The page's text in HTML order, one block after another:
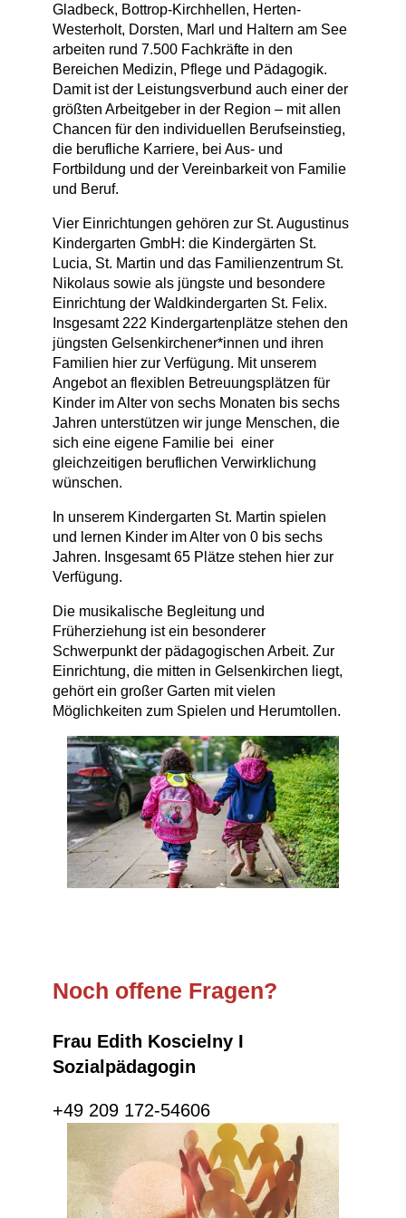
Gladbeck, Bottrop-Kirchhellen, Herten-
Westerholt, Dorsten, Marl und Haltern am See
arbeiten rund 7.500 Fachkräfte in den
Bereichen Medizin, Pflege und Pädagogik.
Damit ist der Leistungsverbund auch einer der
größten Arbeitgeber in der Region – mit allen
Chancen für den individuellen Berufseinstieg,
die berufliche Karriere, bei Aus- und
Fortbildung und der Vereinbarkeit von Familie
und Beruf.
Vier Einrichtungen gehören zur St. Augustinus
Kindergarten GmbH: die Kindergärten St.
Lucia, St. Martin und das Familienzentrum St.
Nikolaus sowie als jüngste und besondere
Einrichtung der Waldkindergarten St. Felix.
Insgesamt 222 Kindergartenplätze stehen den
jüngsten Gelsenkirchener*innen und ihren
Familien hier zur Verfügung. Mit unserem
Angebot an flexiblen Betreuungsplätzen für
Kinder im Alter von sechs Monaten bis sechs
Jahren unterstützen wir junge Menschen, die
sich eine eigene Familie bei einer
gleichzeitigen beruflichen Verwirklichung
wünschen.
In unserem Kindergarten St. Martin spielen
und lernen Kinder im Alter von 0 bis sechs
Jahren. Insgesamt 65 Plätze stehen hier zur
Verfügung.
Die musikalische Begleitung und
Früherziehung ist ein besonderer
Schwerpunkt der pädagogischen Arbeit. Zur
Einrichtung, die mitten in Gelsenkirchen liegt,
gehört ein großer Garten mit vielen
Möglichkeiten zum Spielen und Herumtollen.
Noch offene Fragen?
Frau Edith Koscielny I
Sozialpädagogin
+49 209 172-54606